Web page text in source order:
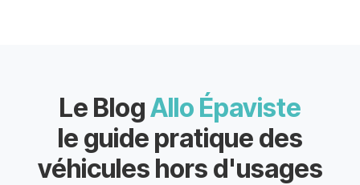
Le BlogAllo Épaviste
le guide pratique des
véhicules hors d'usages